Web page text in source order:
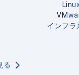
る
インフラ